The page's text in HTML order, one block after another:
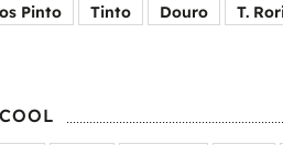
Pinto Tinto Douro T.